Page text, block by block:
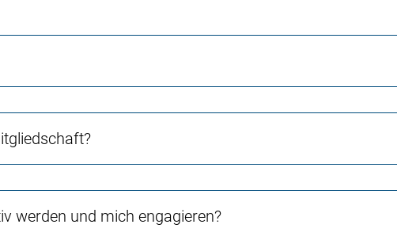
werden und mich engagieren?